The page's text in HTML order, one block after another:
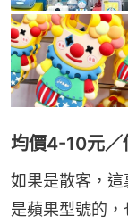
均價4-10元／
如果是散客，
是蘋果型號的